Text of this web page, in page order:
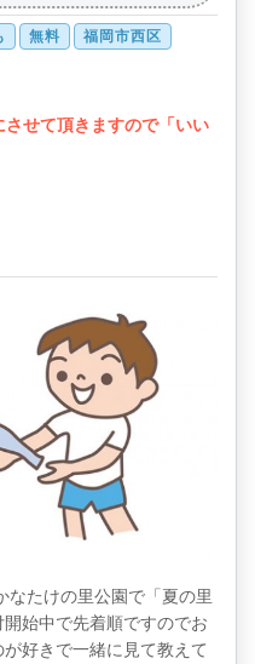
無料
福岡市西区
させて頂きますので「いい
なたけの里公園で「夏の里
始中で先着順ですのでお
好きで一緒に見て教えて